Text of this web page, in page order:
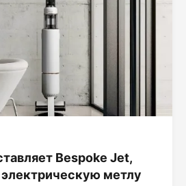
Bespoke Jet,
метлу